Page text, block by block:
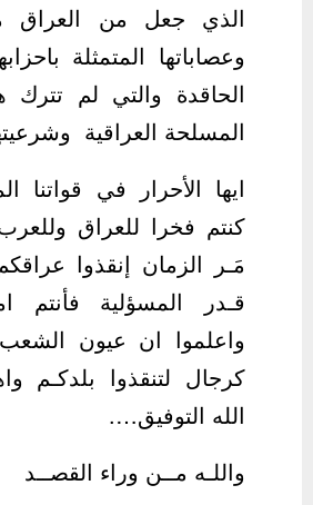
الذي جعل من العراق
وعصاباتها المتمثلة
الحاقدة والتي لم تترك
المسلحة العراقية
ايها الأحرار في قواتنا
كنتم فخرا للعراق
مَـر الزمان إنقذوا
قـدر المسؤلية فأنتم
واعلموا ان عيون
كرجال لتنقذوا بلدكـم
الله التوفيق….
واللـه مــن وراء القصــد